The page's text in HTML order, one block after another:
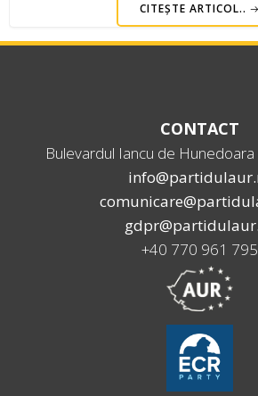
CITEȘTE ARTICOL..
CONTACT
Bulevardul Iancu de Hunedoara
+40 770 961 795